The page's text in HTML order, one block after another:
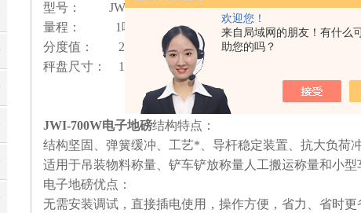
欢迎您！
来自局域网的朋友！有什么
助您的吗？
型号： JWI-700W电子地磅
量程： 1吨 2吨 3吨 5吨 10吨20吨
分度值： 200g/ 500g/ 1000g
秤盘尺寸： 1x1mm/1.2x1.2mm /1.5x1.5mm
JWI-700W电子地磅结构特点：
结构坚固、弹簧缓冲、工艺*、导杆稳定装置、抗大负荷
适用于吊装物料称量、铲车铲放称量人工搬运称量和小型
电子地磅优点：
无需安装调试，直接插电使用，操作方便，省力、省时更